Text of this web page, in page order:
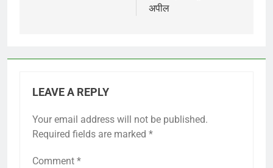
अपील
LEAVE A REPLY
Your email address will not be published.
Required fields are marked *
Comment *